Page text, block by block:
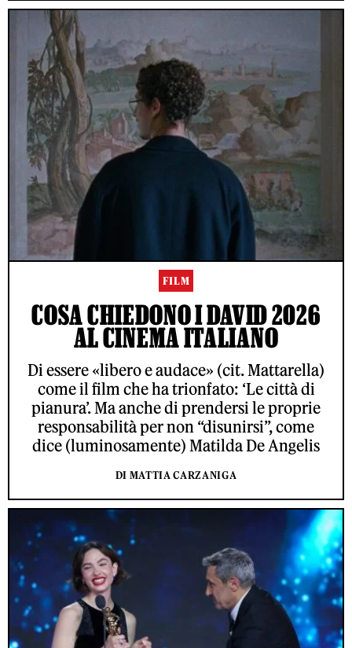
FILM
COSA CHIEDONO I DAVID 2026
AL CINEMA ITALIANO
Di essere «libero e audace» (cit. Mattarella)
come il film che ha trionfato: ‘Le città di
pianura’. Ma anche di prendersi le proprie
responsabilità per non “disunirsi”, come
dice (luminosamente) Matilda De Angelis
DI MATTIA CARZANIGA